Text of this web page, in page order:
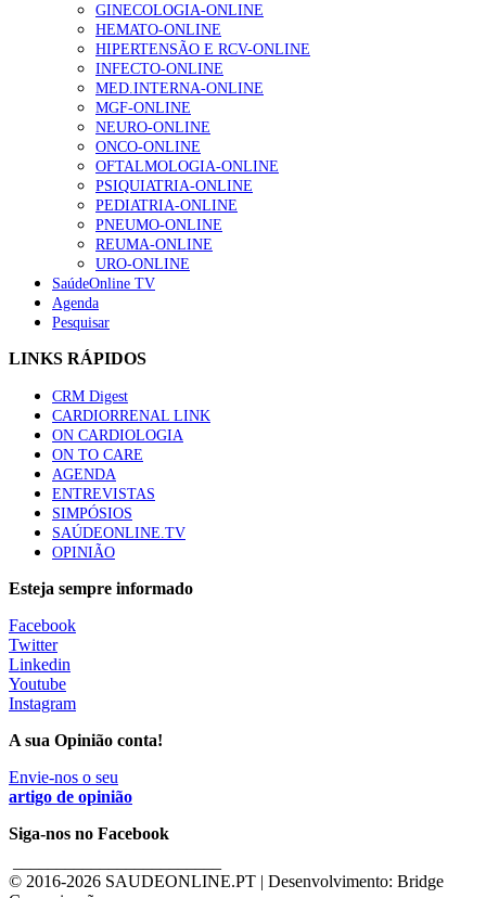
GINECOLOGIA-ONLINE
HEMATO-ONLINE
HIPERTENSÃO E RCV-ONLINE
INFECTO-ONLINE
MED.INTERNA-ONLINE
MGF-ONLINE
NEURO-ONLINE
ONCO-ONLINE
OFTALMOLOGIA-ONLINE
PSIQUIATRIA-ONLINE
PEDIATRIA-ONLINE
PNEUMO-ONLINE
REUMA-ONLINE
URO-ONLINE
SaúdeOnline TV
Agenda
Pesquisar
LINKS RÁPIDOS
CRM Digest
CARDIORRENAL LINK
ON CARDIOLOGIA
ON TO CARE
AGENDA
ENTREVISTAS
SIMPÓSIOS
SAÚDEONLINE.TV
OPINIÃO
Esteja sempre informado
Facebook
Twitter
Linkedin
Youtube
Instagram
A sua Opinião conta!
Envie-nos o seu
artigo de opinião
Siga-nos no Facebook
© 2016-2026 SAUDEONLINE.PT | Desenvolvimento: Bridge